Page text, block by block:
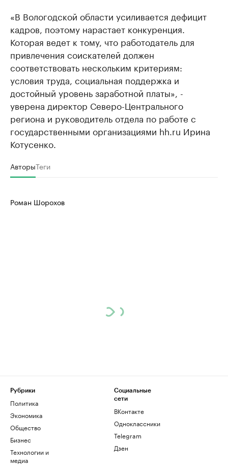
«В Вологодской области усиливается дефицит
кадров, поэтому нарастает конкуренция.
Которая ведет к тому, что работодатель для
привлечения соискателей должен
соответствовать нескольким критериям:
условия труда, социальная поддержка и
достойный уровень заработной платы», -
уверена директор Северо-Центрального
региона и руководитель отдела по работе с
государственными организациями hh.ru Ирина
Котусенко.
АвторыТеги
Роман Шорохов
Рубрики
Политика
Экономика
Общество
Бизнес
Технологии и
медиа
Социальные
сети
ВКонтакте
Одноклассники
Telegram
Дзен